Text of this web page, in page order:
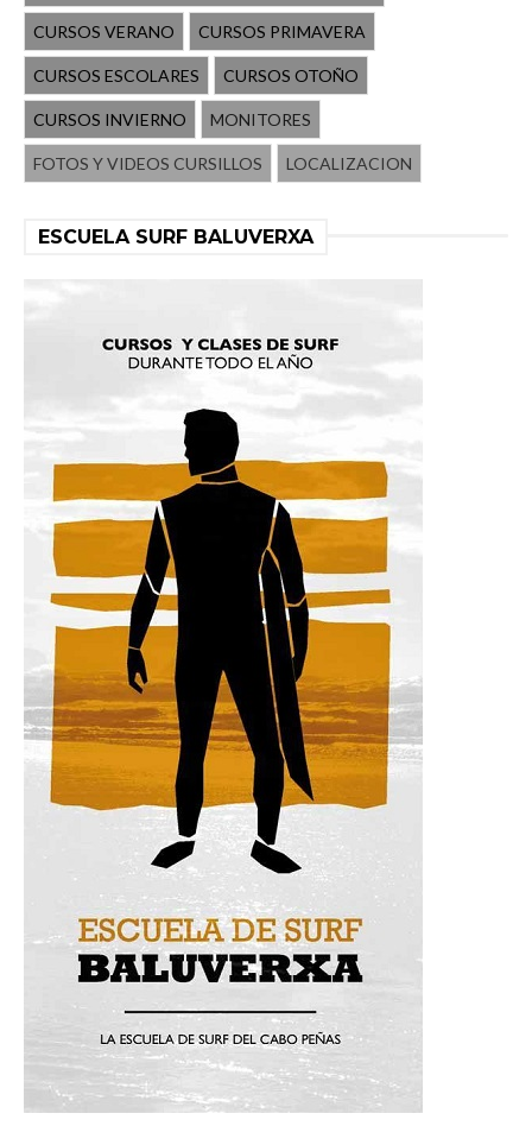
CURSOS VERANO CURSOS PRIMAVERA
CURSOS ESCOLARES CURSOS OTOÑO
CURSOS INVIERNO MONITORES
FOTOS Y VIDEOS CURSILLOS LOCALIZACION
ESCUELA SURF BALUVERXA